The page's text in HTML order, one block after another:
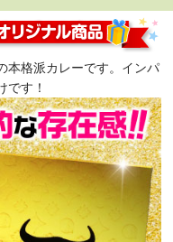
本格派カレーです。インパ
です！